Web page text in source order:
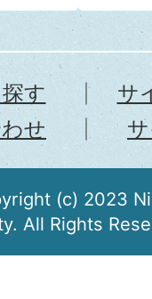
す
サ
せ
(c) 2023
All Rights